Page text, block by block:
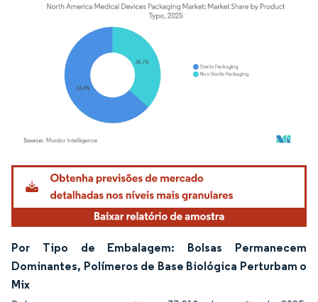
Imagem © Mordor Intelligence. O reuso requer atribuição conforme CC BY 4.0.
Por Tipo de Embalagem: Bolsas Permanecem
Dominantes, Polímeros de Base Biológica Perturbam o
Mix